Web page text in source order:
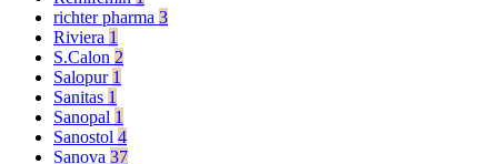
richter pharma 3
Riviera 1
S.Calon 2
Salopur 1
Sanitas 1
Sanopal 1
Sanostol 4
Sanova 37